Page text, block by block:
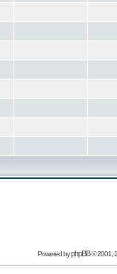
Powered byphpBB© 2001,